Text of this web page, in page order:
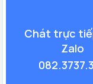
Chát trực
Zalo